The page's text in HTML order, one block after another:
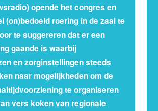
opende het congres en
(on)bedoeld roering in de zaal te
te suggereren dat er een
gaande is waarbij
en zorginstellingen steeds
naar mogelijkheden om de
te organiseren
vers koken van regionale